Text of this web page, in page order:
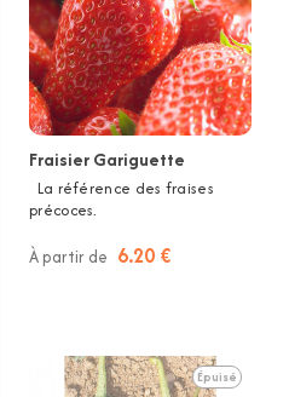
Fraisier Gariguette
La référence des fraises
précoces.
À partir de 6.20 €
Épuisé